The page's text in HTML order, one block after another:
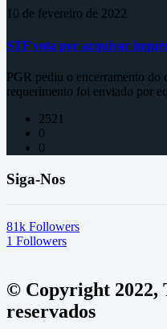
10 de fevereiro de 2022
STF vota por arquivar
PGR pediu o encerramento do
requerimento foi enviado por
2521
0
0
Siga-Nos
81k Followers
1 Followers
© Copyright 2022,
reservados